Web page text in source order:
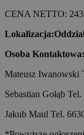
CENA NETTO:
Lokalizacja:
Osoba Kontaktowa:
Mateusz Iwanowski
Sebastian Gołąb
Jakub Maul Tel.